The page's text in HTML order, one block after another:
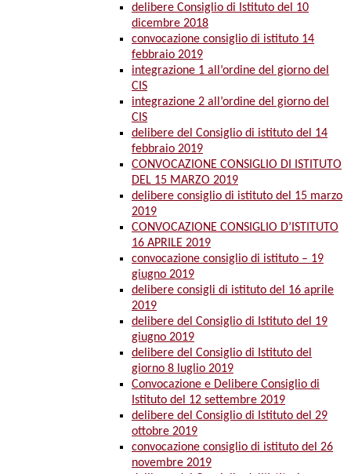
delibere Consiglio di Istituto del 10
dicembre 2018
convocazione consiglio di istituto 14
febbraio 2019
integrazione 1 all’ordine del giorno del
CIS
integrazione 2 all’ordine del giorno del
CIS
delibere del Consiglio di istituto del 14
febbraio 2019
CONVOCAZIONE CONSIGLIO DI ISTITUTO
DEL 15 MARZO 2019
delibere consiglio di istituto del 15 marzo
2019
CONVOCAZIONE CONSIGLIO D’ISTITUTO
16 APRILE 2019
convocazione consiglio di istituto – 19
giugno 2019
delibere consigli di istituto del 16 aprile
2019
delibere del Consiglio di Istituto del 19
giugno 2019
delibere del Consiglio di Istituto del
giorno 8 luglio 2019
Convocazione e Delibere Consiglio di
Istituto del 12 settembre 2019
delibere del Consiglio di Istituto del 29
ottobre 2019
convocazione consiglio di istituto del 26
novembre 2019